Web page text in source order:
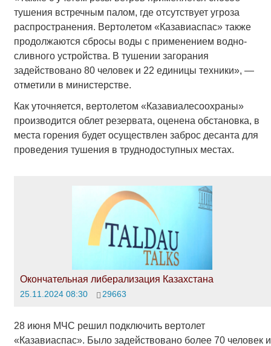
тушения встречным палом, где отсутствует угроза
распространения. Вертолетом «Казавиаспас» также
продолжаются сбросы воды с применением водно-
сливного устройства. В тушении загорания
задействовано 80 человек и 22 единицы техники», —
отметили в министерстве.
Как уточняется, вертолетом «Казавиалесоохраны»
производится облет резервата, оценена обстановка, в
места горения будет осуществлен заброс десанта для
проведения тушения в труднодоступных местах.
Окончательная либерализация Казахстана
25.11.2024 08:30 29663
28 июня МЧС решил подключить вертолет
«Казавиаспас». Было задействовано более 70 человек и